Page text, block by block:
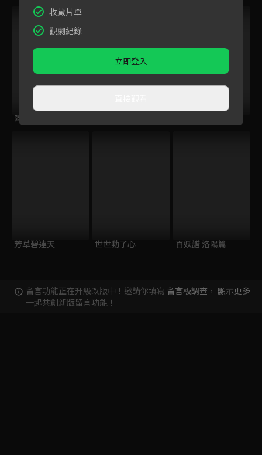
阿芬的幸福修練
芳草碧連天 世世動了心 百妖譜 洛陽篇
留言功能正在升級改版中！邀請你填寫 留言板調查 ，
一起共創新版留言功能！
顯示更多
收藏片單
觀劇紀錄
立即登入